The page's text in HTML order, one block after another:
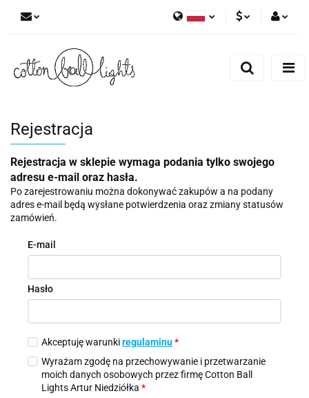
EUR
Zarejestruj się
Rejestracja
Rejestracja w sklepie wymaga podania tylko swojego
adresu e-mail oraz hasła.
Po zarejestrowaniu można dokonywać zakupów a na podany
adres e-mail będą wysłane potwierdzenia oraz zmiany statusów
zamówień.
E-mail
Hasło
Akceptuję warunkiregulaminu *
Wyrażam zgodę na przechowywanie i przetwarzanie
moich danych osobowych przez firmę Cotton Ball
Lights Artur Niedziółka*